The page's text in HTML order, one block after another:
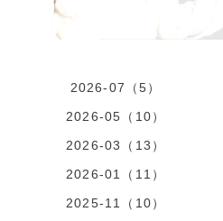
2026-07（5）
2026-05（10）
2026-03（13）
2026-01（11）
2025-11（10）